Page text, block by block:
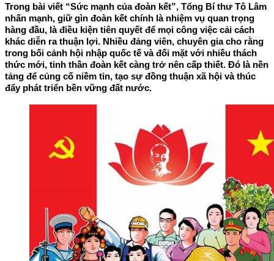
Trong bài viết “Sức mạnh của đoàn kết”, Tổng Bí thư Tô Lâm
nhấn mạnh, giữ gìn đoàn kết chính là nhiệm vụ quan trọng
hàng đầu, là điều kiện tiên quyết để mọi công việc cải cách
khác diễn ra thuận lợi. Nhiều đảng viên, chuyên gia cho rằng
trong bối cảnh hội nhập quốc tế và đối mặt với nhiều thách
thức mới, tinh thần đoàn kết càng trở nên cấp thiết. Đó là nền
tảng để củng cố niềm tin, tạo sự đồng thuận xã hội và thúc
đẩy phát triển bền vững đất nước.